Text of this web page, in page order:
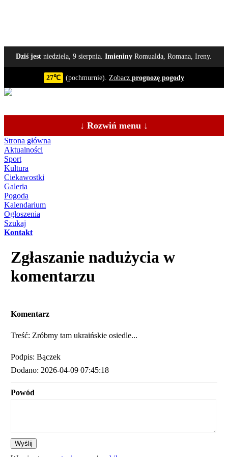
Dziś jest niedziela, 9 sierpnia.Imieniny Romualda, Romana, Ireny.
27℃ (pochmurnie). Zobacz prognozę pogody
↓ Rozwiń menu ↓
Strona główna
Aktualności
Sport
Kultura
Ciekawostki
Galeria
Pogoda
Kalendarium
Ogłoszenia
Szukaj
Kontakt
Zgłaszanie nadużycia w
komentarzu
Komentarz
Treść: Zróbmy tam ukraińskie osiedle...
Podpis: Bączek
Dodano: 2026-04-09 07:45:18
Powód
Wyślij